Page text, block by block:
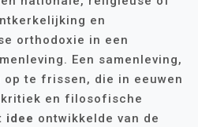
en
orthodoxie in een
Een samenleving,
op te frissen, die in eeuwen
en filosofische
idee ontwikkelde van de